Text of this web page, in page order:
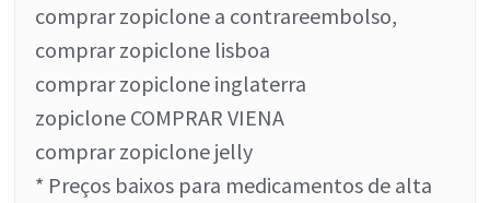
comprar zopiclone a contrareembolso,
comprar zopiclone lisboa
comprar zopiclone inglaterra
zopiclone COMPRAR VIENA
comprar zopiclone jelly
* Preços baixos para medicamentos de alta